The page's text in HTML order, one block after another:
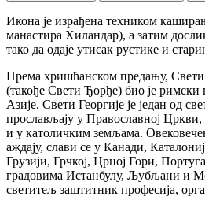
Икона је израђена техником
манастира Хиландар), а затим
тако да одаје утисак рустике и
Према хришћанском предању, Свети
(такође Свети Ђорђе) био је
Азије. Свети Георгије је један од
прослављају у Православној Цркви,
и у католичким земљама.
аждају, слави се у Канади,
Грузији, Грчкој, Црној Гори,
градовима Истанбулу, Љубљани и
светитељ заштитник професија,